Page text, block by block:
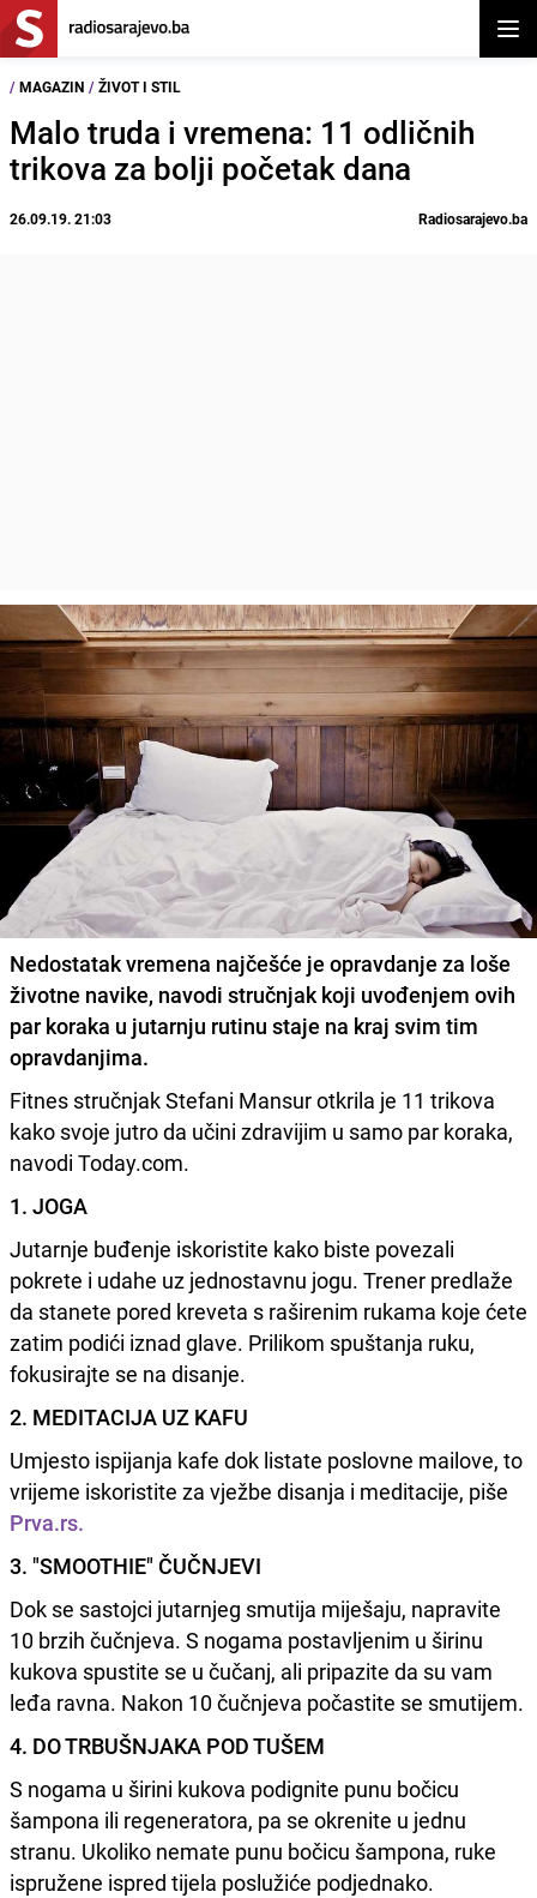
/ MAGAZIN / ŽIVOT I STIL
Malo truda i vremena: 11 odličnih
trikova za bolji početak dana
26.09.19. 21:03 Radiosarajevo.ba
Nedostatak vremena najčešće je opravdanje za loše
životne navike, navodi stručnjak koji uvođenjem ovih
par koraka u jutarnju rutinu staje na kraj svim tim
opravdanjima.
Fitnes stručnjak Stefani Mansur otkrila je 11 trikova
kako svoje jutro da učini zdravijim u samo par koraka,
navodi Today.com.
1. JOGA
Jutarnje buđenje iskoristite kako biste povezali
pokrete i udahe uz jednostavnu jogu. Trener predlaže
da stanete pored kreveta s raširenim rukama koje ćete
zatim podići iznad glave. Prilikom spuštanja ruku,
fokusirajte se na disanje.
2. MEDITACIJA UZ KAFU
Umjesto ispijanja kafe dok listate poslovne mailove, to
vrijeme iskoristite za vježbe disanja i meditacije, piše
Prva.rs.
3. "SMOOTHIE" ČUČNJEVI
Dok se sastojci jutarnjeg smutija miješaju, napravite
10 brzih čučnjeva. S nogama postavljenim u širinu
kukova spustite se u čučanj, ali pripazite da su vam
leđa ravna. Nakon 10 čučnjeva počastite se smutijem.
4. DO TRBUŠNJAKA POD TUŠEM
S nogama u širini kukova podignite punu bočicu
šampona ili regeneratora, pa se okrenite u jednu
stranu. Ukoliko nemate punu bočicu šampona, ruke
ispružene ispred tijela poslužiće podjednako.